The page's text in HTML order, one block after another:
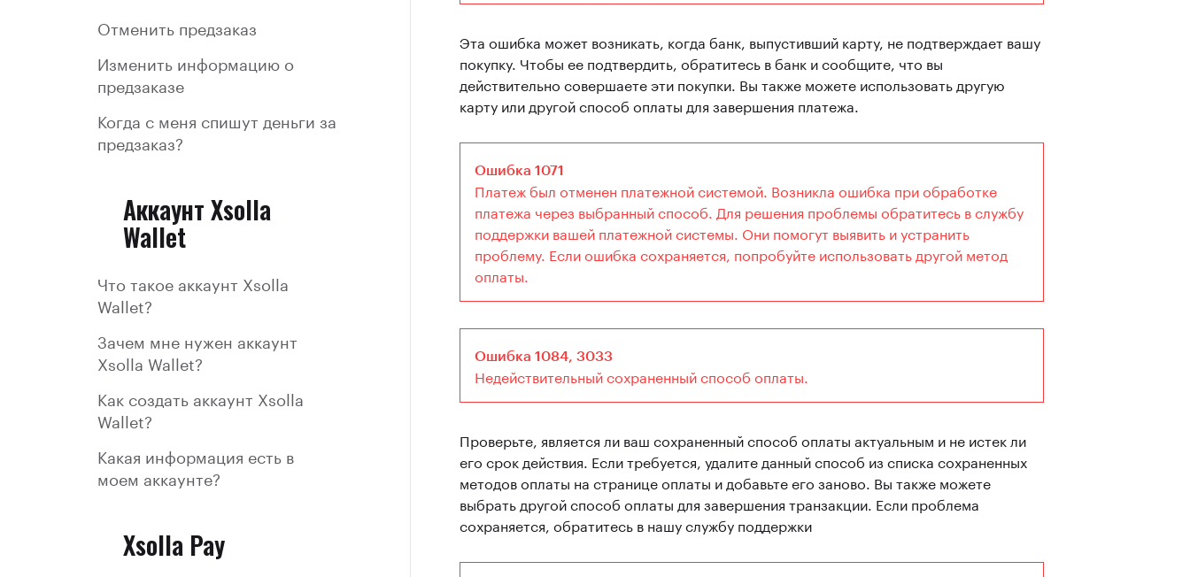
Отменить предзаказ
Изменить информацию о
предзаказе
Когда с меня спишут деньги за
предзаказ?
Аккаунт Xsolla
Wallet
Что такое aккаунт Xsolla
Wallet?
Зачем мне нужен аккаунт
Xsolla Wallet?
Как создать аккаунт Xsolla
Wallet?
Какая информация есть в
моем аккаунте?
Xsolla Pay
Эта ошибка может возникать, когда банк, выпустивший карту, не подтверждает вашу
покупку. Чтобы ее подтвердить, обратитесь в банк и сообщите, что вы
действительно совершаете эти покупки. Вы также можете использовать другую
карту или другой способ оплаты для завершения платежа.
Ошибка 1071
Платеж был отменен платежной системой. Возникла ошибка при обработке
платежа через выбранный способ. Для решения проблемы обратитесь в службу
поддержки вашей платежной системы. Они помогут выявить и устранить
проблему. Если ошибка сохраняется, попробуйте использовать другой метод
оплаты.
Ошибка 1084, 3033
Недействительный сохраненный способ оплаты.
Проверьте, является ли ваш сохраненный способ оплаты актуальным и не истек ли
его срок действия. Если требуется, удалите данный способ из списка сохраненных
методов оплаты на странице оплаты и добавьте его заново. Вы также можете
выбрать другой способ оплаты для завершения транзакции. Если проблема
сохраняется, обратитесь в нашу службу поддержки